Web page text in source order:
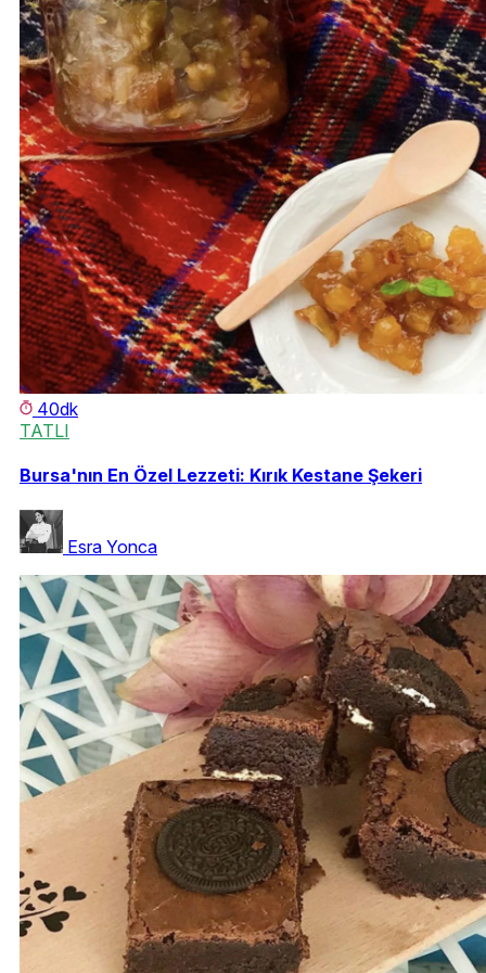
40dk
TATLI
Bursa'nın En Özel Lezzeti: Kırık Kestane Şekeri
Esra Yonca